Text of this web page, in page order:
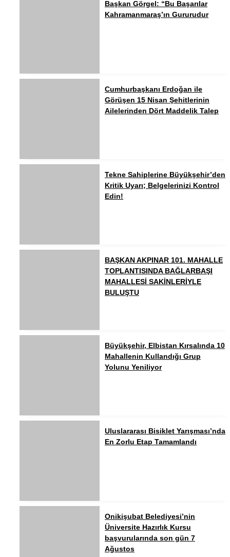
Başkan Görgel: “Bu Başarılar
Kahramanmaraş’ın Gururudur
Cumhurbaşkanı Erdoğan ile
Görüşen 15 Nisan Şehitlerinin
Ailelerinden Dört Maddelik Talep
Tekne Sahiplerine Büyükşehir’den
Kritik Uyarı; Belgelerinizi Kontrol
Edin!
BAŞKAN AKPINAR 101. MAHALLE
TOPLANTISINDA BAĞLARBAŞI
MAHALLESİ SAKİNLERİYLE
BULUŞTU
Büyükşehir, Elbistan Kırsalında 10
Mahallenin Kullandığı Grup
Yolunu Yeniliyor
Uluslararası Bisiklet Yarışması’nda
En Zorlu Etap Tamamlandı
Onikişubat Belediyesi’nin
Üniversite Hazırlık Kursu
başvurularında son gün 7
Ağustos